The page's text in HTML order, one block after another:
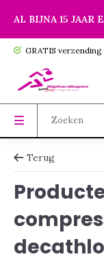
AL BIJNA 15 JAAR
GRATIS
Terug